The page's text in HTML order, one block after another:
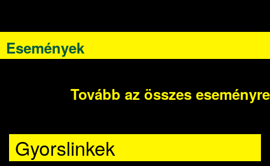
Események
Tovább az összes eseményre
Gyorslinkek